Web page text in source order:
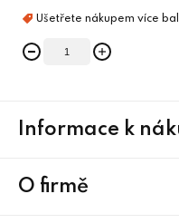
Informace k
O firmě